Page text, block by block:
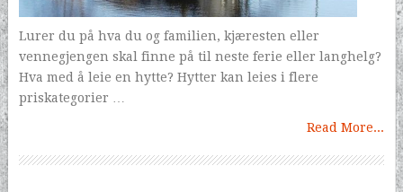
Lurer du på hva du og familien, kjæresten eller
vennegjengen skal finne på til neste ferie eller langhelg?
Hva med å leie en hytte? Hytter kan leies i flere
priskategorier …
Read More...